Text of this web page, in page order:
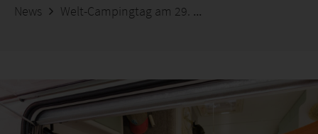
News Welt-Campingtag am 29. Juni: Reise + Camping feiert die Kraft der Gemeinschaft